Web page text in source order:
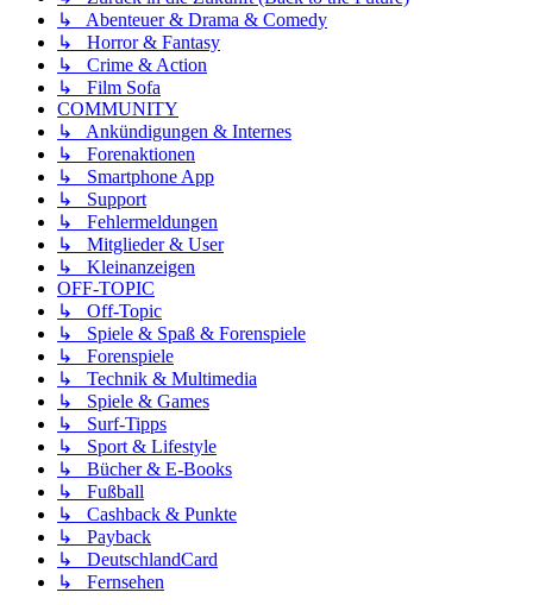
↳ Abenteuer & Drama & Comedy
↳ Horror & Fantasy
↳ Crime & Action
↳ Film Sofa
COMMUNITY
↳ Ankündigungen & Internes
↳ Forenaktionen
↳ Smartphone App
↳ Support
↳ Fehlermeldungen
↳ Mitglieder & User
↳ Kleinanzeigen
OFF-TOPIC
↳ Off-Topic
↳ Spiele & Spaß & Forenspiele
↳ Forenspiele
↳ Technik & Multimedia
↳ Spiele & Games
↳ Surf-Tipps
↳ Sport & Lifestyle
↳ Bücher & E-Books
↳ Fußball
↳ Cashback & Punkte
↳ Payback
↳ DeutschlandCard
↳ Fernsehen